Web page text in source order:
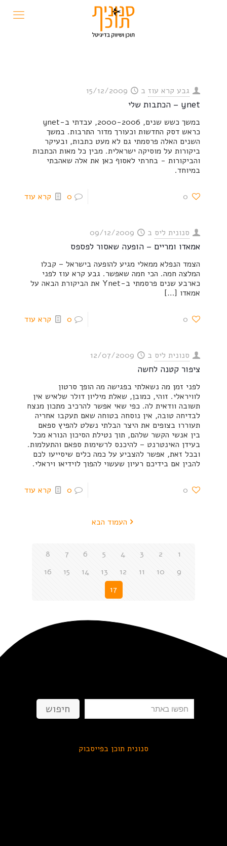
גבע קרא עוז ב 15/12/2009
ynet – הכתבות שלי
במשך כשש שנים, 2000-2006, עבדתי ב-ynet
כראש דסק החדשות וכעורך מדור התרבות. במשך
השנים האלה פרסמתי גם לא מעט כתבות, ובעיקר
ביקורות על מוסיקה ישראלית. מבין כל מאות הכתבות
והביקורות - בחרתי לאסוף כאן את אלה שאהבתי
במיוחד.
0
0 קרא עוד
סנונית ליס ב 09/12/2009
אמאדו ומריים – הופעה שאסור לפספס
הצמד הנפלא ממאלי מגיע להופעה בישראל – קבלו
המלצה חמה. הכי חמה שאפשר. גבע קרא עוז לפני
כארבע שנים פרסמתי ב-Ynet את הביקורת הבאה על
אמאדו […]
0
0 קרא עוד
סנונית ליס ב 12/07/2009
ציפור קטנה לחשה
לפני זמן מה נשאלתי בפגישה מה הופך סרטון
לוויראלי. זוהי, כמובן, שאלת מיליון דולר שלאיש אין
תשובה וודאית לה. כפי שאי אפשר להרכיב מתכון מנצח
לבדיחה טובה, אין נוסחה בטוחה שאם תעקבו אחריה
תעוררו בצופים את היצר הבלתי נשלט להפיץ ספאם
בין אנשי הקשר שלהם, תוך נטילת הסיכון הנורא מכל
בעידן האינטרנט – להיכנס לרשימות ספאם והתעלמות.
ובכל זאת, אפשר להצביע על כמה כלים שיסייעו לכם
להבין אם בידיכם רעיון שעשוי להפוך לוידיאו ויראלי.
0
0 קרא עוד
העמוד הבא
1
2
3
4
5
6
7
8
9
10
11
12
13
14
15
16
17
חיפוש חיפוש
סנונית תוכן בפייסבוק